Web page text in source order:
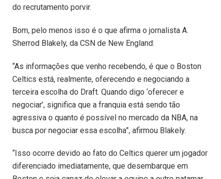
do recrutamento porvir.
Bom, pelo menos isso é o que afirma o jornalista A.
Sherrod Blakely, da CSN de New England:
“As informações que venho recebendo, é que o Boston
Celtics está, realmente, oferecendo e negociando a
terceira escolha do Draft. Quando digo ‘oferecer e
negociar’, significa que a franquia está sendo tão
agressiva o quanto é possível no mercado da NBA, na
busca por negociar essa escolha”, afirmou Blakely.
“Isso ocorre devido ao fato do Celtics querer um jogador
diferenciado imediatamente, que desembarque em